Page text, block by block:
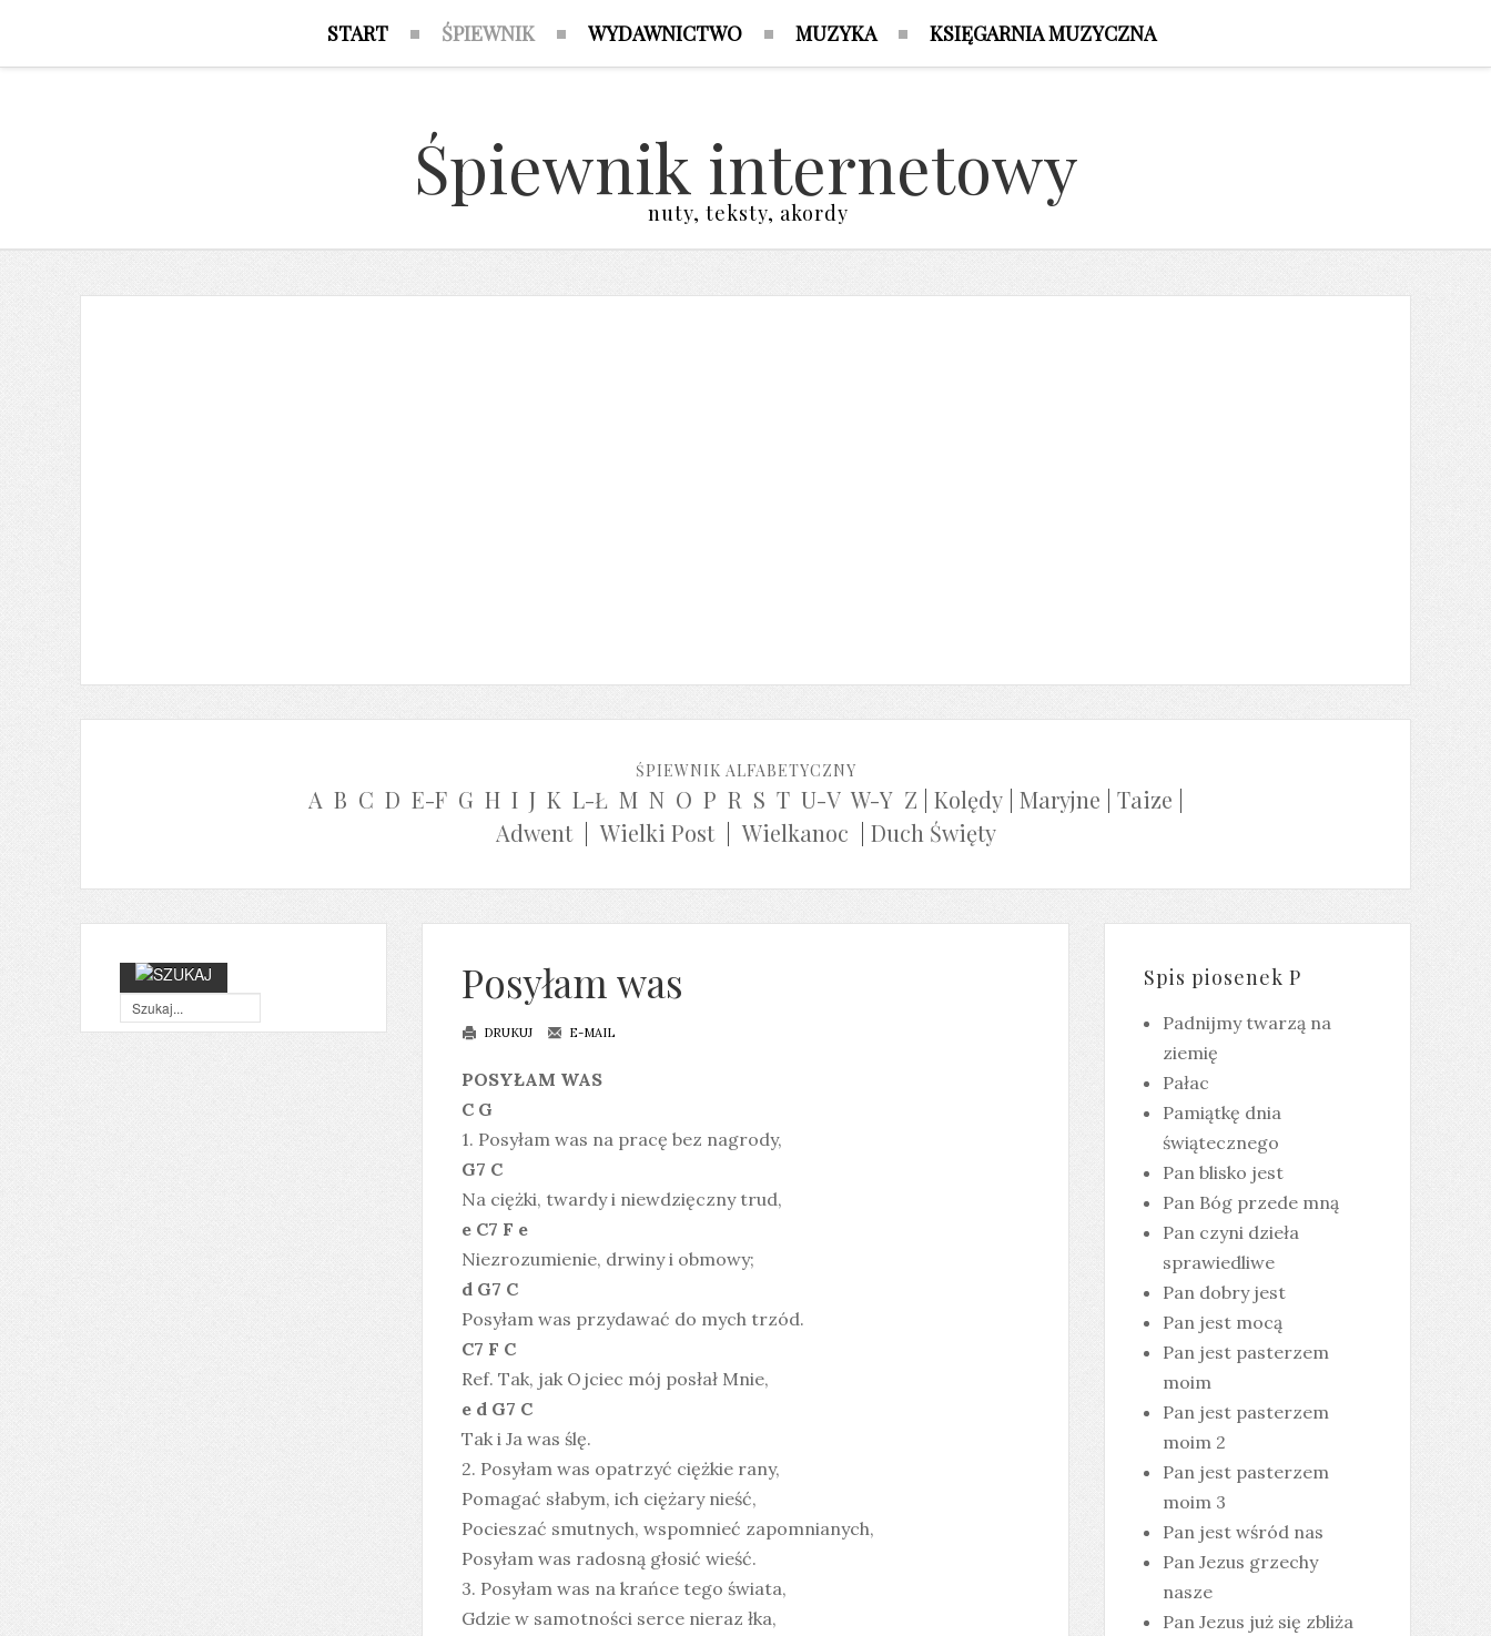
START ŚPIEWNIK WYDAWNICTWO MUZYKA KSIĘGARNIA MUZYCZNA
Śpiewnik internetowy
nuty, teksty, akordy
ŚPIEWNIK ALFABETYCZNY
A B C D E-F G H I J K L-Ł M N O P R S T U-V W-Y Z Kolędy| Maryjne Taize
Adwent| Wielki Post| Wielkanoc Duch Święty
Posyłam was
DRUKUJ E-MAIL
POSYŁAM WAS
C G
1. Posyłam was na pracę bez nagrody,
G7 C
Na ciężki, twardy i niewdzięczny trud,
e C7 F e
Niezrozumienie, drwiny i obmowy;
d G7 C
Posyłam was przydawać do mych trzód.
C7 F C
Ref. Tak, jak Ojciec mój posłał Mnie,
e d G7 C
Tak i Ja was ślę.
2. Posyłam was opatrzyć ciężkie rany,
Pomagać słabym, ich ciężary nieść,
Pocieszać smutnych, wspomnieć zapomnianych,
Posyłam was radosną głosić wieść.
3. Posyłam was na krańce tego świata,
Gdzie w samotności serce nieraz łka,
Spis piosenek P
Padnijmy twarzą na
ziemię
Pałac
Pamiątkę dnia
świątecznego
Pan blisko jest
Pan Bóg przede mną
Pan czyni dzieła
sprawiedliwe
Pan dobry jest
Pan jest mocą
Pan jest pasterzem
moim
Pan jest pasterzem
moim 2
Pan jest pasterzem
moim 3
Pan jest wśród nas
Pan Jezus grzechy
nasze
Pan Jezus już się zbliża